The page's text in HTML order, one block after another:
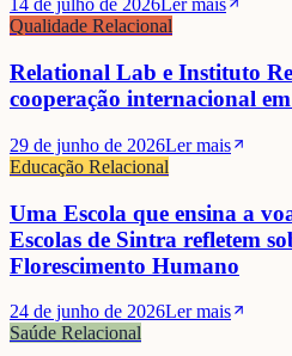
14 de julho de 2026Ler mais
Qualidade Relacional
Relational Lab e Instituto
cooperação internacional
29 de junho de 2026Ler mais
Educação Relacional
Uma Escola que ensina a
Escolas de Sintra refletem
Florescimento Humano
24 de junho de 2026Ler mais
Saúde Relacional